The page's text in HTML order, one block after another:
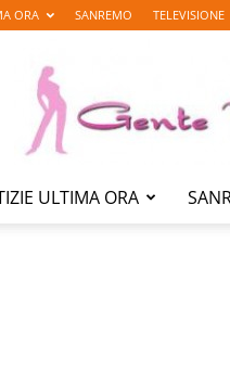
ORA SANREMO TELEVISIONE
ULTIMA ORA